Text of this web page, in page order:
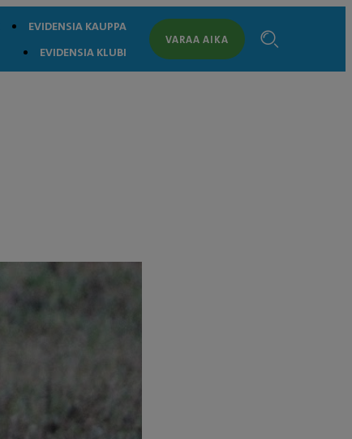
EVIDENSIA KAUPPA
EVIDENSIA KLUBI
VARAA AIKA